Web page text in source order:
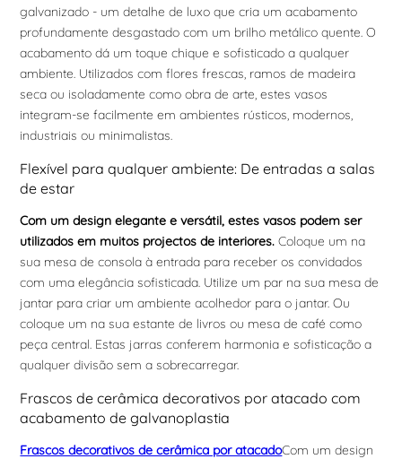
galvanizado - um detalhe de luxo que cria um acabamento
profundamente desgastado com um brilho metálico quente. O
acabamento dá um toque chique e sofisticado a qualquer
ambiente. Utilizados com flores frescas, ramos de madeira
seca ou isoladamente como obra de arte, estes vasos
integram-se facilmente em ambientes rústicos, modernos,
industriais ou minimalistas.
Flexível para qualquer ambiente: De entradas a salas
de estar
Com um design elegante e versátil, estes vasos podem ser
utilizados em muitos projectos de interiores. Coloque um na
sua mesa de consola à entrada para receber os convidados
com uma elegância sofisticada. Utilize um par na sua mesa de
jantar para criar um ambiente acolhedor para o jantar. Ou
coloque um na sua estante de livros ou mesa de café como
peça central. Estas jarras conferem harmonia e sofisticação a
qualquer divisão sem a sobrecarregar.
Frascos de cerâmica decorativos por atacado com
acabamento de galvanoplastia
Frascos decorativos de cerâmica por atacadoCom um design